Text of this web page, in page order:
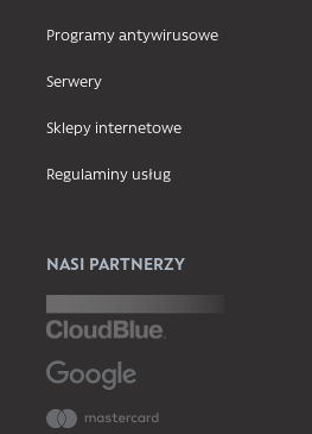
Programy antywirusowe
Serwery
Sklepy internetowe
Regulaminy usług
NASI PARTNERZY